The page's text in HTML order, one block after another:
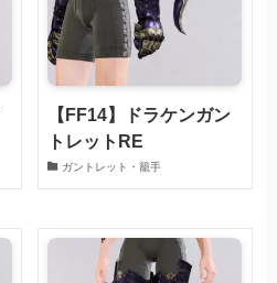
【FF14】ドラケンガン
トレットRE
ガントレット・籠手